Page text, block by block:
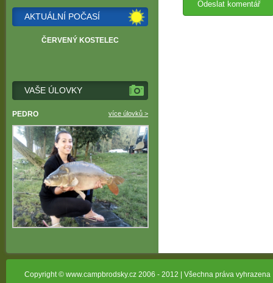
AKTUÁLNÍ POČASÍ
ČERVENÝ KOSTELEC
VAŠE ÚLOVKY
PEDRO více úlovků >
Copyright © www.campbrodsky.cz 2006 - 2012 | Všechna práva vyhrazena